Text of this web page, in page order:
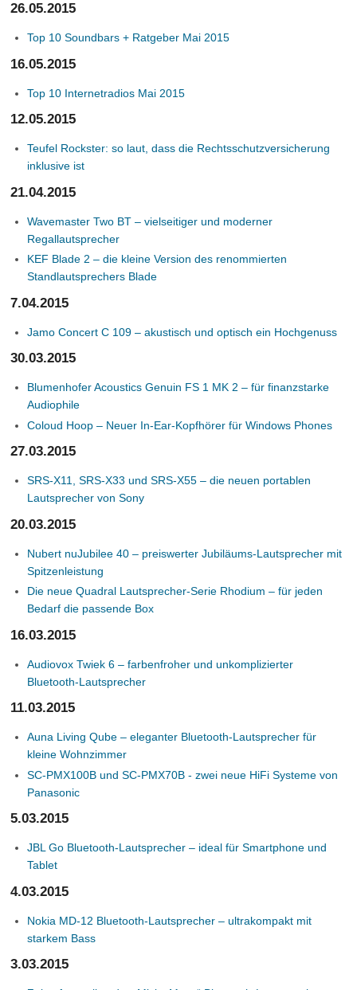
26.05.2015
Top 10 Soundbars + Ratgeber Mai 2015
16.05.2015
Top 10 Internetradios Mai 2015
12.05.2015
Teufel Rockster: so laut, dass die Rechtsschutzversicherung
inklusive ist
21.04.2015
Wavemaster Two BT – vielseitiger und moderner
Regallautsprecher
KEF Blade 2 – die kleine Version des renommierten
Standlautsprechers Blade
7.04.2015
Jamo Concert C 109 – akustisch und optisch ein Hochgenuss
30.03.2015
Blumenhofer Acoustics Genuin FS 1 MK 2 – für finanzstarke
Audiophile
Coloud Hoop – Neuer In-Ear-Kopfhörer für Windows Phones
27.03.2015
SRS-X11, SRS-X33 und SRS-X55 – die neuen portablen
Lautsprecher von Sony
20.03.2015
Nubert nuJubilee 40 – preiswerter Jubiläums-Lautsprecher mit
Spitzenleistung
Die neue Quadral Lautsprecher-Serie Rhodium – für jeden
Bedarf die passende Box
16.03.2015
Audiovox Twiek 6 – farbenfroher und unkomplizierter
Bluetooth-Lautsprecher
11.03.2015
Auna Living Qube – eleganter Bluetooth-Lautsprecher für
kleine Wohnzimmer
SC-PMX100B und SC-PMX70B - zwei neue HiFi Systeme von
Panasonic
5.03.2015
JBL Go Bluetooth-Lautsprecher – ideal für Smartphone und
Tablet
4.03.2015
Nokia MD-12 Bluetooth-Lautsprecher – ultrakompakt mit
starkem Bass
3.03.2015